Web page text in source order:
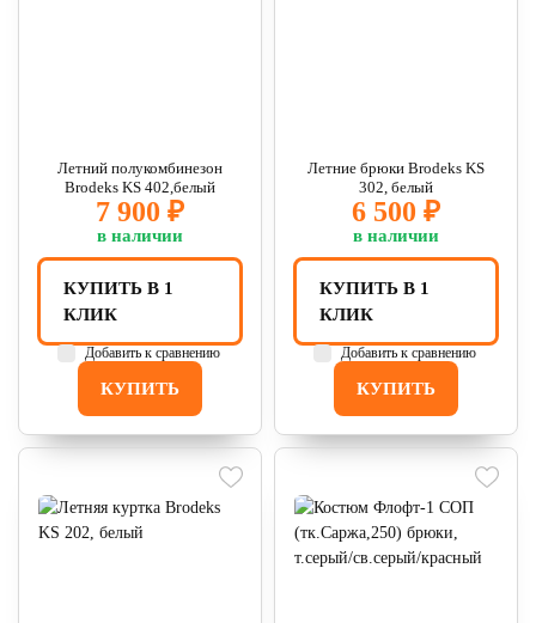
Летний полукомбинезон
Brodeks KS 402,белый
7 900 ₽
в наличии
КУПИТЬ
КУПИТЬ В 1
КЛИК
Добавить к сравнению
Летние брюки Brodeks KS
302, белый
6 500 ₽
в наличии
КУПИТЬ
КУПИТЬ В 1
КЛИК
Добавить к сравнению